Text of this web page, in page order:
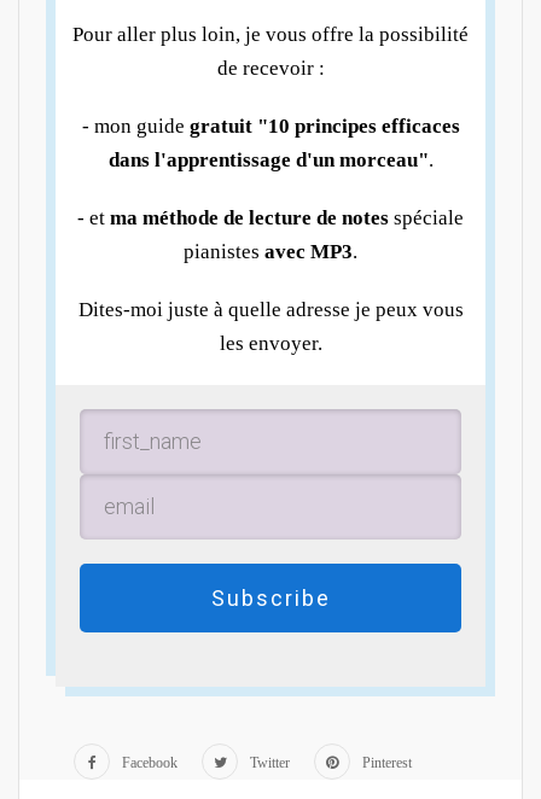
Pour aller plus loin, je vous offre la possibilité
de recevoir :
- mon guide gratuit "10 principes efficaces
dans l'apprentissage d'un morceau".
- et ma méthode de lecture de notes spéciale
pianistes avec MP3.
Dites-moi juste à quelle adresse je peux vous
les envoyer.
Subscribe
Facebook Twitter Pinterest